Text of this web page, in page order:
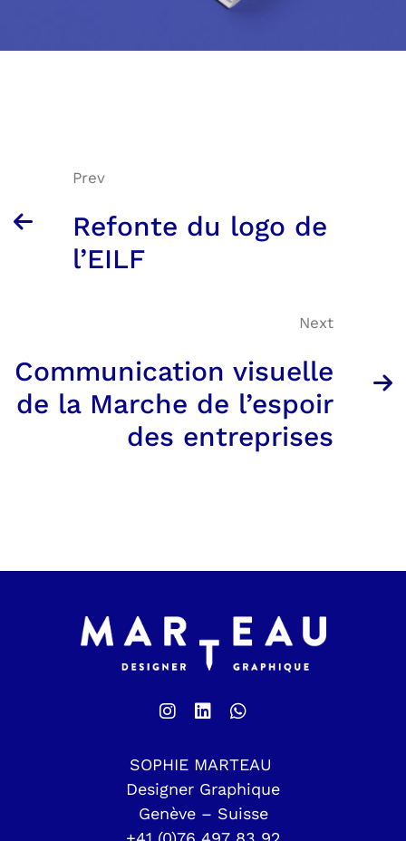
Prev
Refonte du logo de
l’EILF
Next
Communication visuelle
de la Marche de l’espoir
des entreprises
SOPHIE MARTEAU
Designer Graphique
Genève – Suisse